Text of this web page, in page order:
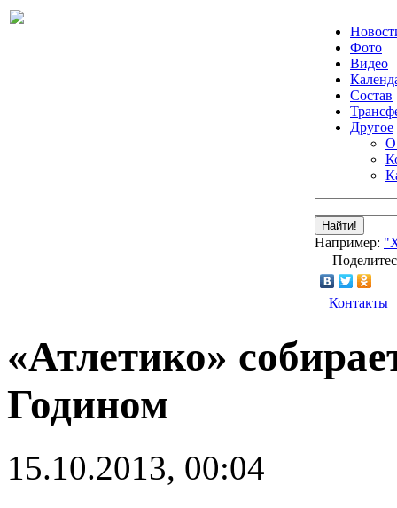
Фото
Видео
Состав
Другое
О
Найти!
Например:
Контакты
«Атлетико»
Годином
15.10.2013, 00:04